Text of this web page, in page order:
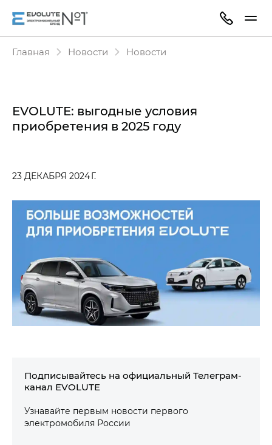
Главная Новости Новости
EVOLUTE: выгодные условия
приобретения в 2025 году
23 ДЕКАБРЯ 2024 Г.
Подписывайтесь на официальный Телеграм-
канал EVOLUTE
Узнавайте первым новости первого
электромобиля России